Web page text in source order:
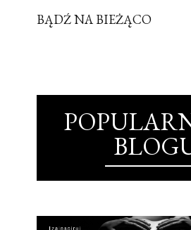
BĄDŹ NA BIEŻĄCO